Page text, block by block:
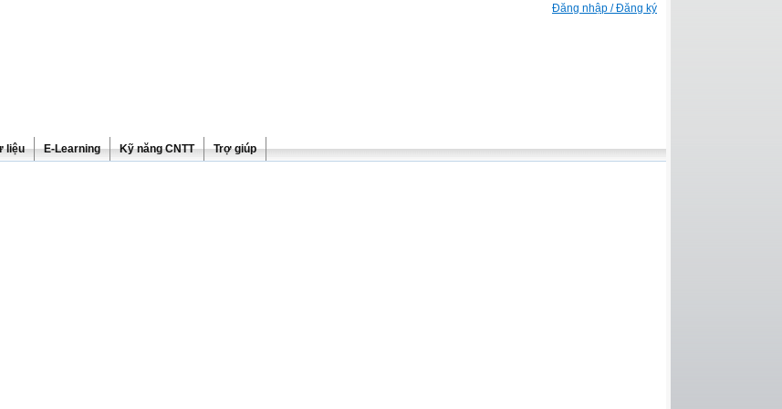
Đăng nhập / Đăng ký
liệu E-Learning Kỹ năng CNTT Trợ giúp